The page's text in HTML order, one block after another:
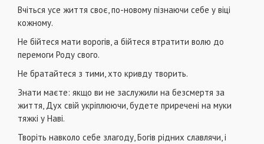
Вчіться усе життя своє, по-новому пізнаючи себе у віці
кожному.
Не бійтеся мати ворогів, а бійтеся втратити волю до
перемоги Роду свого.
Не братайтеся з тими, хто кривду творить.
Знати маєте: якщо ви не заслужили на безсмертя за
життя, Дух свій укріплюючи, будете приречені на муки
тяжкі у Наві.
Творіть навколо себе злагоду, Богів рідних славлячи, і